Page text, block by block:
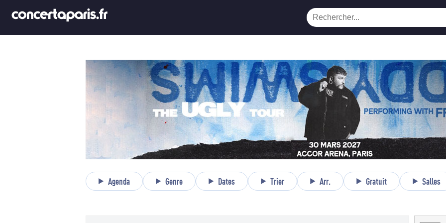
Agenda Genre Dates Trier Arr. Gratuit Salles